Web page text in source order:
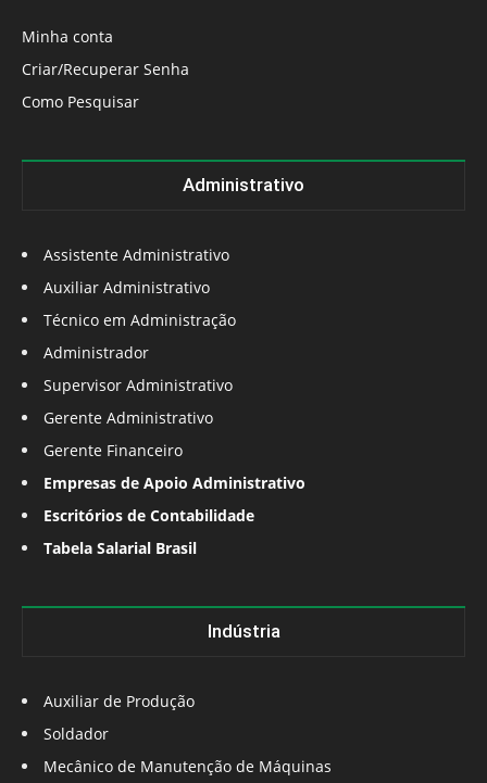
Minha conta
Criar/Recuperar Senha
Como Pesquisar
Administrativo
Assistente Administrativo
Auxiliar Administrativo
Técnico em Administração
Administrador
Supervisor Administrativo
Gerente Administrativo
Gerente Financeiro
Empresas de Apoio Administrativo
Escritórios de Contabilidade
Tabela Salarial Brasil
Indústria
Auxiliar de Produção
Soldador
Mecânico de Manutenção de Máquinas